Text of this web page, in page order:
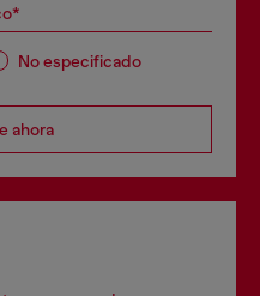
No especificado
ahora